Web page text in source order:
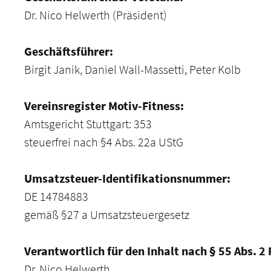
Dr. Nico Helwerth (Präsident)
Geschäftsführer:
Birgit Janik, Daniel Wall-Massetti, Peter Kolb
Vereinsregister Motiv-Fitness:
Amtsgericht Stuttgart: 353
steuerfrei nach §4 Abs. 22a UStG
Umsatzsteuer-Identifikationsnummer:
DE 14784883
gemäß §27 a Umsatzsteuergesetz
Verantwortlich für den Inhalt nach § 55 Abs. 2